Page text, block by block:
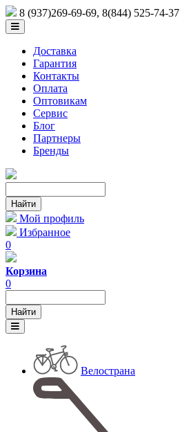
8 (937)269-69-69, 8(844) 525-74-37
Доставка
Гарантия
Контакты
Оплата
Оптовикам
Сервис
Блог
Партнеры
Бренды
Мой профиль
Избранное
0
Корзина
0
Велострана